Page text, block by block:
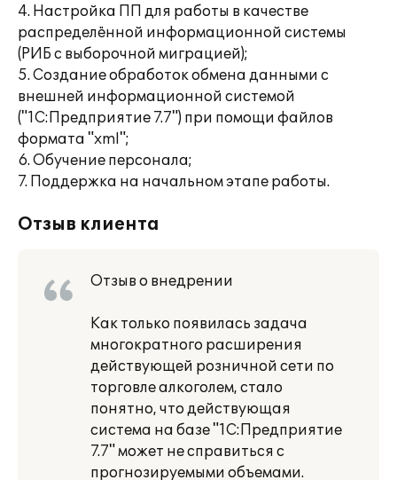
4. Настройка ПП для работы в качестве
распределённой информационной системы
(РИБ с выборочной миграцией);
5. Создание обработок обмена данными с
внешней информационной системой
("1С:Предприятие 7.7") при помощи файлов
формата "xml";
6. Обучение персонала;
7. Поддержка на начальном этапе работы.
Отзыв клиента
Отзыв о внедрении
Как только появилась задача
многократного расширения
действующей розничной сети по
торговле алкоголем, стало
понятно, что действующая
система на базе "1С:Предприятие
7.7" может не справиться с
прогнозируемыми объемами.